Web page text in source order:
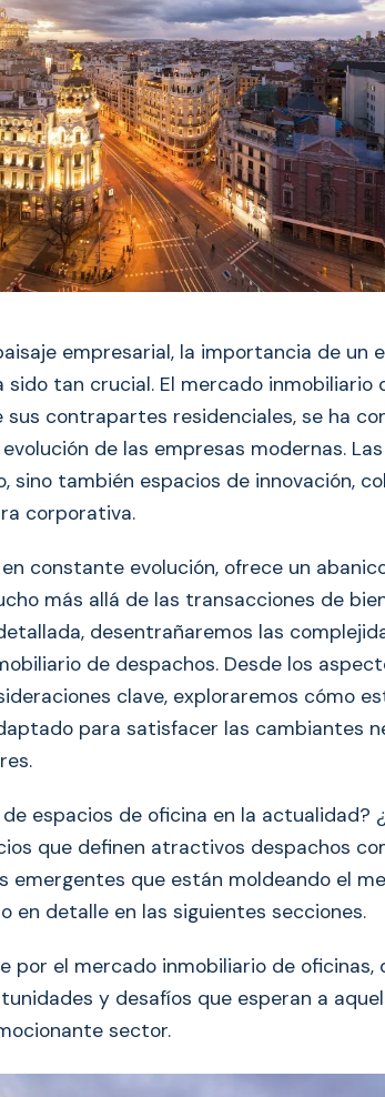
empresarial, la importancia de un
sido tan crucial. El mercado inmobiliario
sus contrapartes residenciales, se ha
de las empresas modernas.
sino también espacios de innovación,
corporativa.
constante evolución, ofrece un
más allá de las transacciones de
desentrañaremos las
de despachos. Desde los
clave, exploraremos cómo
para satisfacer las cambiantes
espacios de oficina en la actualidad?
que definen atractivos despachos
emergentes que están moldeando el
en detalle en las siguientes secciones.
por el mercado inmobiliario de oficinas,
y desafíos que esperan a
sector.